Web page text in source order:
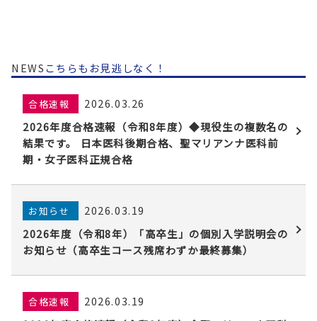
NEWSこちらもお見逃しなく！
合格速報
2026.03.26
2026年度合格速報（令和8年度）◆現役生の複数名の
結果です。 日本医科後期合格、聖マリアンナ医科前
期・女子医科正規合格
お知らせ
2026.03.19
2026年度（令和8年）「高卒生」の個別入学説明会の
お知らせ（高卒生コース残席わずか最終募集）
合格速報
2026.03.19